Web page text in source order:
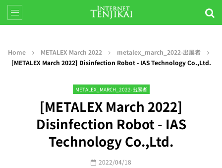
Home METALEX March 2022
metalex_march_2022-出展者
[METALEX March 2022] Disinfection Robot - IAS Technology Co.,Ltd.
METALEX_MARCH_2022-出展者
[METALEX March 2022]
Disinfection Robot - IAS
Technology Co.,Ltd.
2022/04/18